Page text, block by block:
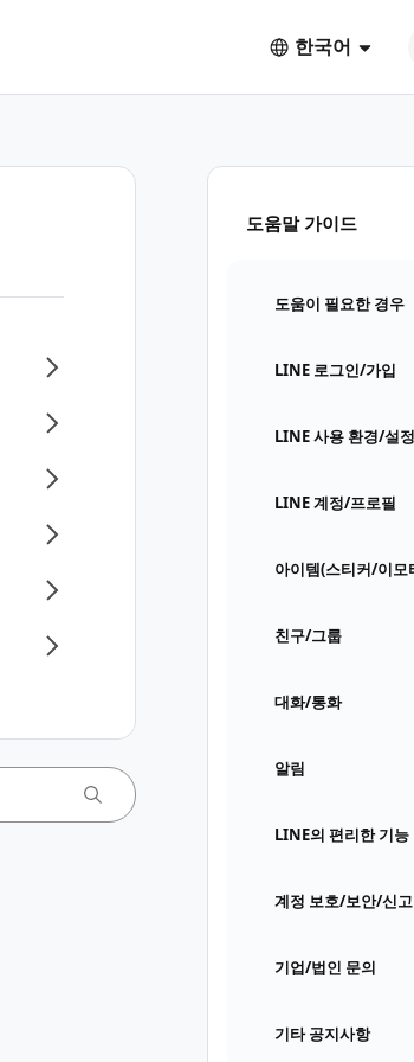
한국어
도움말 가이드
도움이 필요한 경우
LINE 로그인/가입
LINE 사용 환경/설정
LINE 계정/프로필
아이템(스티커/이모
친구/그룹
대화/통화
알림
LINE의 편리한 기능
계정 보호/보안/신고
기업/법인 문의
기타 공지사항